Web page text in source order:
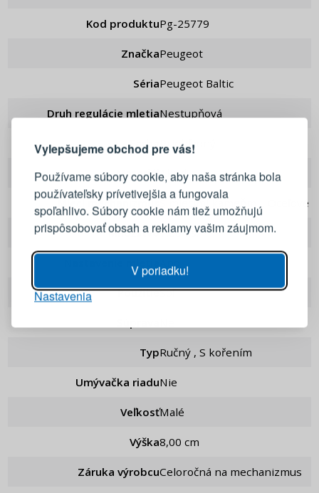
Vylepšujeme obchod pre vás!
Používame súbory cookie, aby naša stránka bola
používateľsky prívetivejšia a fungovala
spoľahlivo. Súbory cookie nám tiež umožňujú
prispôsobovať obsah a reklamy vašim záujmom.
V poriadku!
Nastavenia
Kod produktu pg-25779
Značka Peugeot
Séria Peugeot Baltic
Druh regulácie mletia Nestupňová
Farba Priehľadný
Materiál Akryl
Mlecí mechanizmus S mlecími kameňmi , Oceľové
Množstvo 1,00 ks.
Použitie Soľ
Typ Ručný , S kořením
Umývačka riadu Nie
Veľkosť Malé
Výška 8,00 cm
Záruka výrobcu Celoročná na mechanizmus
PRIHLÁSENIE REGISTRÁCIA
Prihláste sa k svojmu účtu
PRIHLÁSIŤ SA